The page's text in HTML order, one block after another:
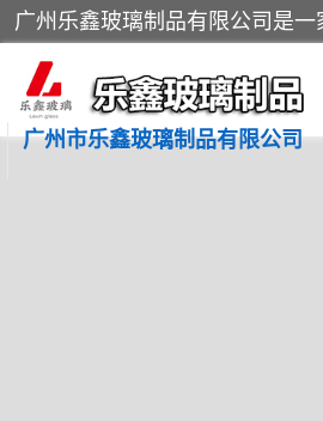
广州市乐鑫玻璃制品有限公司